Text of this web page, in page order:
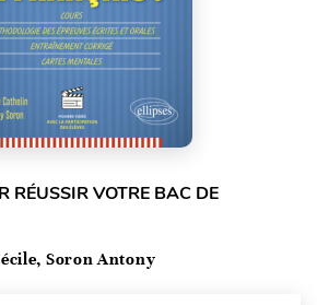
RÉUSSIR VOTRE BAC DE
Soron Antony